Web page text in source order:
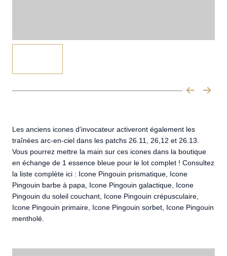
Les anciens icones d'invocateur activeront également les
traînées arc-en-ciel dans les patchs 26.11, 26,12 et 26.13.
Vous pourrez mettre la main sur ces icones dans la boutique
en échange de 1 essence bleue pour le lot complet ! Consultez
la liste complète ici : Icone Pingouin prismatique, Icone
Pingouin barbe à papa, Icone Pingouin galactique, Icone
Pingouin du soleil couchant, Icone Pingouin crépusculaire,
Icone Pingouin primaire, Icone Pingouin sorbet, Icone Pingouin
mentholé.